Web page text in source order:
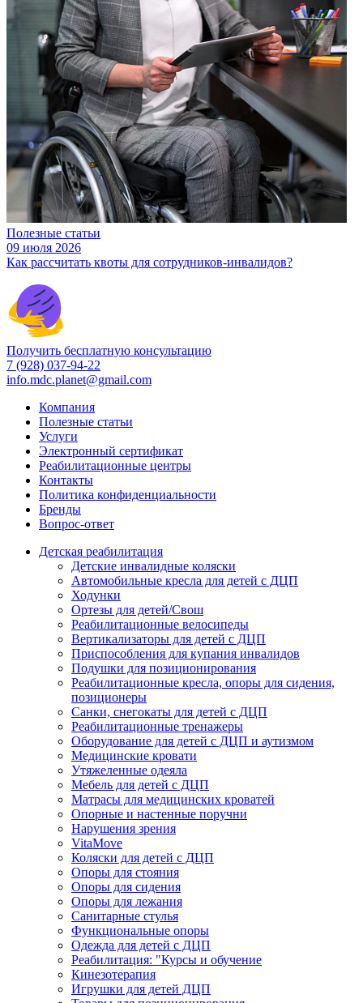
Полезные статьи
09 июля 2026
Как рассчитать квоты для сотрудников-инвалидов?
Получить бесплатную консультацию
7 (928) 037-94-22
info.mdc.planet@gmail.com
Компания
Полезные статьи
Услуги
Электронный сертификат
Реабилитационные центры
Контакты
Политика конфиденциальности
Бренды
Вопрос-ответ
Детская реабилитация
Детские инвалидные коляски
Автомобильные кресла для детей с ДЦП
Ходунки
Ортезы для детей/Свош
Реабилитационные велосипеды
Вертикализаторы для детей с ДЦП
Приспособления для купания инвалидов
Подушки для позиционирования
Реабилитационные кресла, опоры для сидения,
позиционеры
Санки, снегокаты для детей с ДЦП
Реабилитационные тренажеры
Оборудование для детей с ДЦП и аутизмом
Медицинские кровати
Утяжеленные одеяла
Мебель для детей с ДЦП
Матрасы для медицинских кроватей
Опорные и настенные поручни
Нарушения зрения
VitaMove
Коляски для детей с ДЦП
Опоры для стояния
Опоры для сидения
Опоры для лежания
Санитарные стулья
Функциональные опоры
Одежда для детей с ДЦП
Реабилитация: "Курсы и обучение
Кинезотерапия
Игрушки для детей ДЦП